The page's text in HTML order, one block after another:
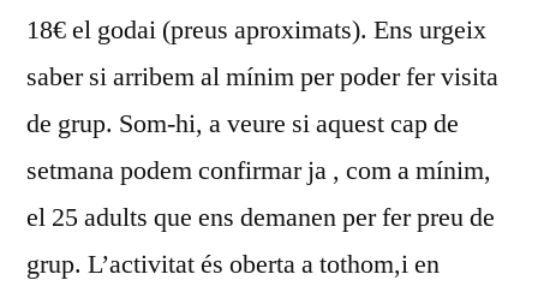
18€ el godai (preus aproximats). Ens urgeix
saber si arribem al mínim per poder fer visita
de grup. Som-hi, a veure si aquest cap de
setmana podem confirmar ja , com a mínim,
el 25 adults que ens demanen per fer preu de
grup. L’activitat és oberta a tothom,i en